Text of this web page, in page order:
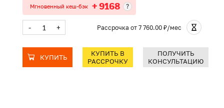
Мгновенный кеш-бэк + 9168 ?
- + Рассрочка от 7 760.00 ₽/мес
КУПИТЬ
КУПИТЬ В
РАССРОЧКУ
ПОЛУЧИТЬ
КОНСУЛЬТАЦИЮ